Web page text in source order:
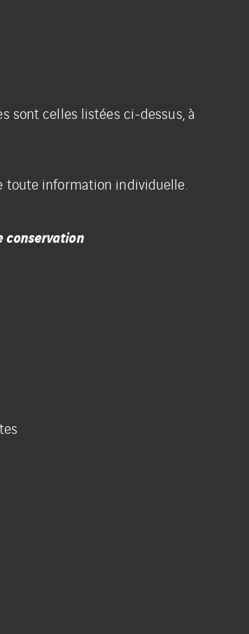
sont celles listées ci-dessus, à
toute information individuelle.
conservation